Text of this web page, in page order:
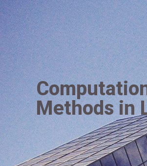
Methods in